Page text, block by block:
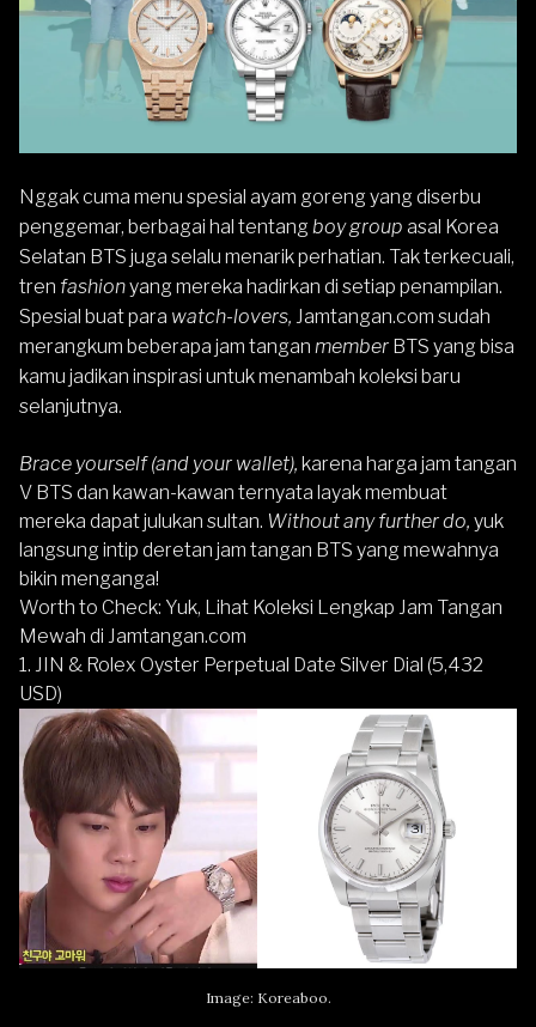
Nggak cuma menu spesial ayam goreng yang diserbu
penggemar, berbagai hal tentang boy group asal Korea
Selatan BTS juga selalu menarik perhatian. Tak terkecuali,
tren fashionyang mereka hadirkan di setiap penampilan.
Spesial buat para watch-lovers, Jamtangan.com sudah
merangkum beberapa jam tangan member BTS yang bisa
kamu jadikan inspirasi untuk menambah koleksi baru
selanjutnya.
Brace yourself (and your wallet), karena harga jam tangan
V BTS dan kawan-kawan ternyata layak membuat
mereka dapat julukan sultan. Without any further do, yuk
langsung intip deretan jam tangan BTS yang mewahnya
bikin menganga!
Worth to Check: Yuk, Lihat Koleksi Lengkap Jam Tangan
Mewah di Jamtangan.com
1. JIN & Rolex Oyster Perpetual Date Silver Dial (5,432
USD)
Image: Koreaboo.